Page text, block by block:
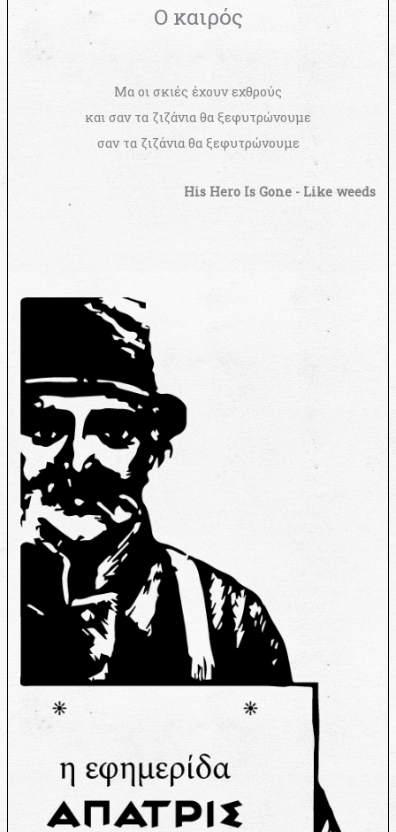
Ο καιρός
Μα οι σκιές έχουν εχθρούς
και σαν τα ζιζάνια θα ξεφυτρώνουμε
σαν τα ζιζάνια θα ξεφυτρώνουμε
His Hero Is Gone - Like weeds